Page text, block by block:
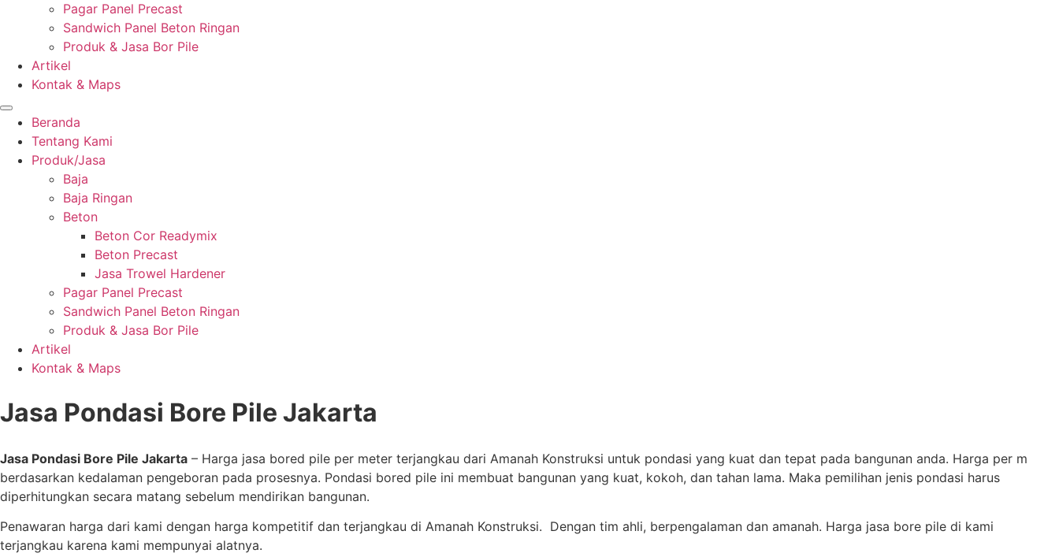
Pagar Panel Precast
Sandwich Panel Beton Ringan
Produk & Jasa Bor Pile
Artikel
Kontak & Maps
Beranda
Tentang Kami
Produk/Jasa
Baja
Baja Ringan
Beton
Beton Cor Readymix
Beton Precast
Jasa Trowel Hardener
Pagar Panel Precast
Sandwich Panel Beton Ringan
Produk & Jasa Bor Pile
Artikel
Kontak & Maps
Jasa Pondasi Bore Pile Jakarta
Jasa Pondasi Bore Pile Jakarta – Harga jasa bored pile per meter terjangkau dari Amanah Konstruksi untuk pondasi yang kuat dan tepat pada bangunan anda. Harga per m
berdasarkan kedalaman pengeboran pada prosesnya. Pondasi bored pile ini membuat bangunan yang kuat, kokoh, dan tahan lama. Maka pemilihan jenis pondasi harus
diperhitungkan secara matang sebelum mendirikan bangunan.
Penawaran harga dari kami dengan harga kompetitif dan terjangkau di Amanah Konstruksi. Dengan tim ahli, berpengalaman dan amanah. Harga jasa bore pile di kami
terjangkau karena kami mempunyai alatnya.